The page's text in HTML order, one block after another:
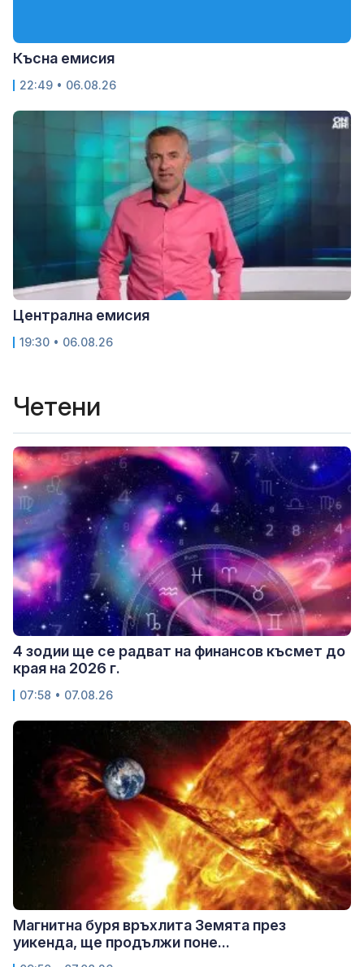
Късна емисия
22:49 • 06.08.26
Централна емисия
19:30 • 06.08.26
Четени
4 зодии ще се радват на финансов късмет до
края на 2026 г.
07:58 • 07.08.26
Магнитна буря връхлита Земята през
уикенда, ще продължи поне...